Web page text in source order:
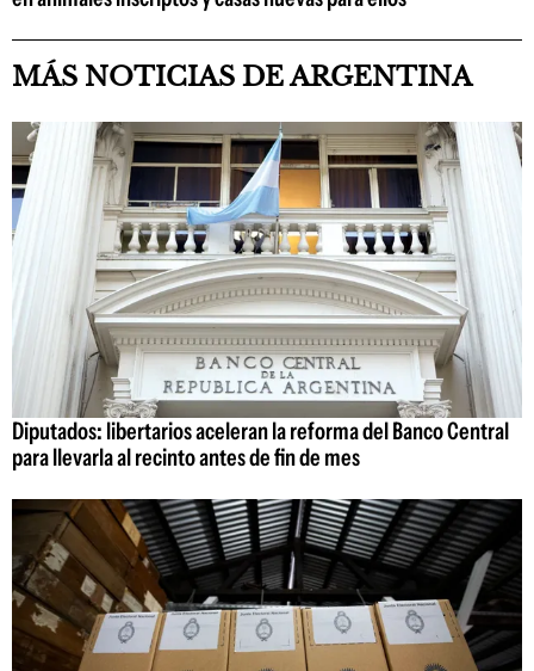
MÁS NOTICIAS DE ARGENTINA
Diputados: libertarios aceleran la reforma del Banco Central
para llevarla al recinto antes de fin de mes